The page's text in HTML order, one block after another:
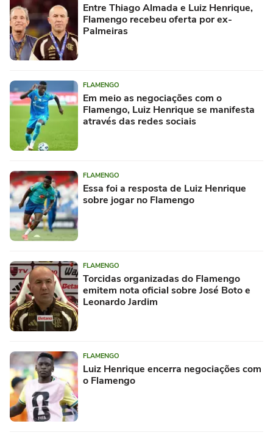
Entre Thiago Almada e Luiz Henrique,
Flamengo recebeu oferta por ex-
Palmeiras
FLAMENGO
Em meio as negociações com o
Flamengo, Luiz Henrique se manifesta
através das redes sociais
FLAMENGO
Essa foi a resposta de Luiz Henrique
sobre jogar no Flamengo
FLAMENGO
Torcidas organizadas do Flamengo
emitem nota oficial sobre José Boto e
Leonardo Jardim
FLAMENGO
Luiz Henrique encerra negociações com
o Flamengo